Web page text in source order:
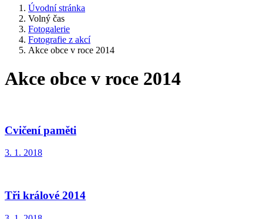
Úvodní stránka
Volný čas
Fotogalerie
Fotografie z akcí
Akce obce v roce 2014
Akce obce v roce 2014
Cvičení paměti
3. 1. 2018
Tři králové 2014